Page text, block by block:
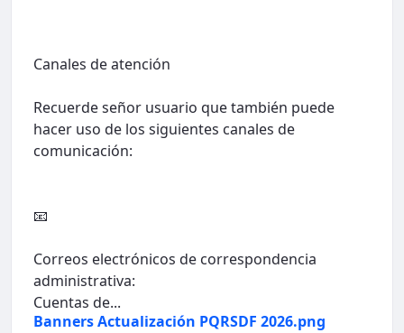
Canales de atención
Recuerde señor usuario que también puede
hacer uso de los siguientes canales de
comunicación:
📧
Correos electrónicos de correspondencia
administrativa:
Cuentas de...
Banners Actualización PQRSDF 2026.png